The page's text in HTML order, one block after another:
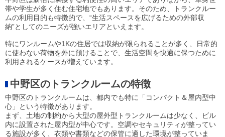
帯や学生が多く住む住宅地でもあります。そのため、トランクルー
ムの利用目的も特徴的で、“生活スペースを広げるための外部収
納”としてのニーズが強いエリアといえます。
特にワンルームや1Kの住居では収納が限られることが多く、日常的
に使わない荷物を外に預けることで、生活空間を快適に保つために
利用されるケースが増えています。
中野区のトランクルームの特徴
中野区のトランクルームは、都内でも特に「コンパクト＆屋内型中
心」という特徴があります。
まず、土地の制約から大型の屋外型トランクルームは少なく、ビル
内に設置された屋内型が中心です。空調やセキュリティが整ってい
る施設が多く、衣類や書類などの保管に適した環境が整っていま